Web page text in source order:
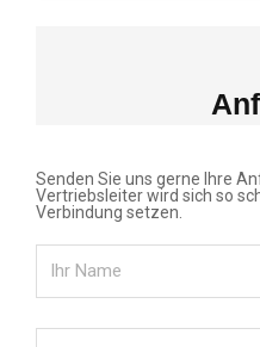
Senden Sie uns gerne Ihre
Vertriebsleiter wird sich so
Verbindung setzen.